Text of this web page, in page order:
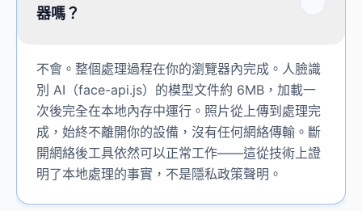
器嗎？
不會。整個處理過程在你的瀏覽器內完成。人臉識
別 AI（face-api.js）的模型文件約 6MB，加載一
次後完全在本地內存中運行。照片從上傳到處理完
成，始終不離開你的設備，沒有任何網絡傳輸。斷
開網絡後工具依然可以正常工作——這從技術上證
明了本地處理的事實，不是隱私政策聲明。